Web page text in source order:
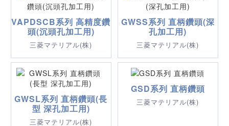
VAPDSCB系列 高精度鑽
頭(沉頭孔加工用)
三菱マテリアル(株)
GWSS系列 直柄鑽頭(深
孔加工用)
三菱マテリアル(株)
GWSL系列 直柄鑽頭(長
型 深孔加工用)
三菱マテリアル(株)
GSD系列 直柄鑽頭
三菱マテリアル(株)